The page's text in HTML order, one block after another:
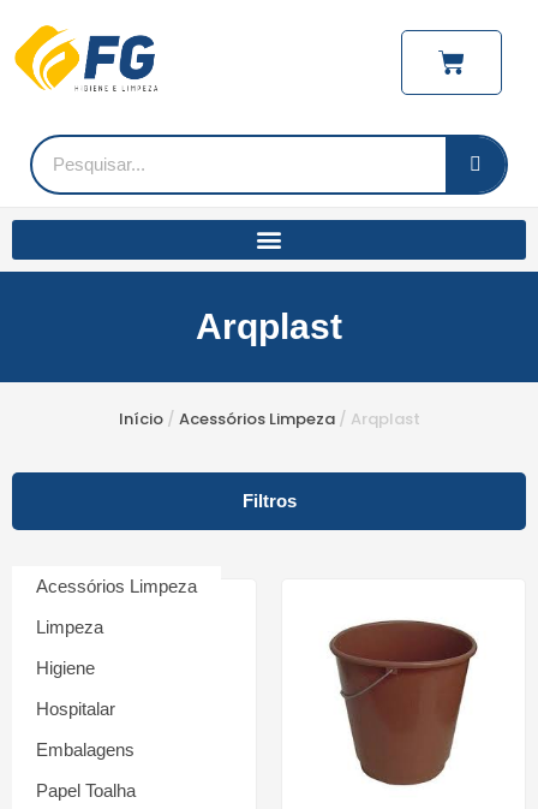
para
conteúdo
Pesquisar
Arqplast
Início/ Acessórios Limpeza/ Arqplast
Filtros
Acessórios Limpeza
Limpeza
Higiene
Hospitalar
Embalagens
Papel Toalha